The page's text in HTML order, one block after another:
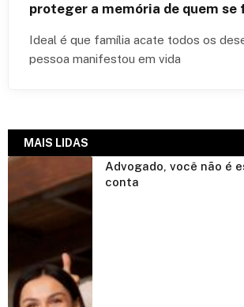
proteger a memória de quem se
Ideal é que família acate todos os
pessoa manifestou em vida
MAIS LIDAS
Advogado, você não é
conta